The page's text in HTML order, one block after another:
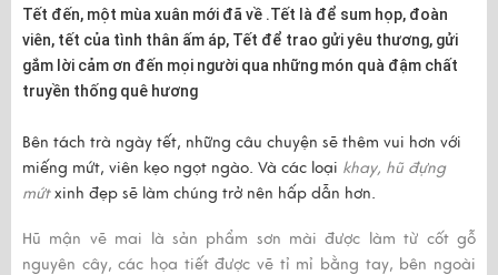
Tết đến, một mùa xuân mới đã về .Tết là để sum họp, đoàn
viên, tết của tình thân ấm áp, Tết để trao gửi yêu thương, gửi
gắm lời cảm ơn đến mọi người qua những món quà đậm chất
truyền thống quê hương
Bên tách trà ngày tết, những câu chuyện sẽ thêm vui hơn với
miếng mứt, viên kẹo ngọt ngào. Và các loại khay, hũ đựng
mứtxinh đẹp sẽ làm chúng trở nên hấp dẫn hơn.
Hũ mận vẽ mai
là sản phẩm sơn mài được làm từ cốt gỗ
nguyên cây, các họa tiết được vẽ tỉ mỉ bằng tay, bên ngoài